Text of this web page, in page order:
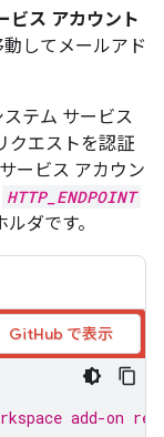
ビス アカウント
してメールアド
テム サービス
クエストを認証
ービス アカウン
HTTP_ENDPOINT
ダです。
GitHub で表示
add-on